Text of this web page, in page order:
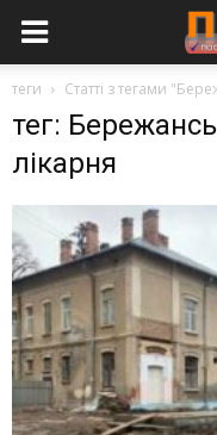
теги Статті з тегами
тег:
лікарня